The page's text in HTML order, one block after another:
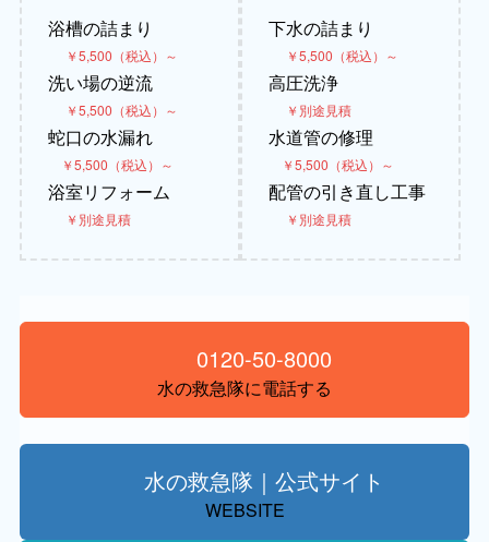
浴槽の詰まり
￥5,500（税込）～
洗い場の逆流
￥5,500（税込）～
蛇口の水漏れ
￥5,500（税込）～
浴室リフォーム
￥別途見積
下水の詰まり
￥5,500（税込）～
高圧洗浄
￥別途見積
水道管の修理
￥5,500（税込）～
配管の引き直し工事
￥別途見積
0120-50-8000
水の救急隊に電話する
水の救急隊｜公式サイト
WEBSITE